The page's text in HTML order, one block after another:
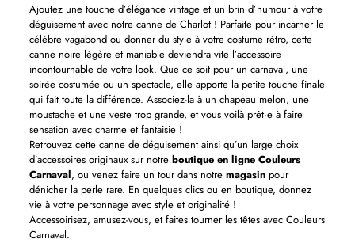
Ajoutez une touche d’élégance vintage et un brin d’humour à votre
déguisement avec notre canne de Charlot ! Parfaite pour incarner le
célèbre vagabond ou donner du style à votre costume rétro, cette
canne noire légère et maniable deviendra vite l’accessoire
incontournable de votre look. Que ce soit pour un carnaval, une
soirée costumée ou un spectacle, elle apporte la petite touche finale
qui fait toute la différence. Associez-la à un chapeau melon, une
moustache et une veste trop grande, et vous voilà prêt·e à faire
sensation avec charme et fantaisie !
Retrouvez cette canne de déguisement ainsi qu’un large choix
d’accessoires originaux sur notre boutique en ligne Couleurs
Carnaval, ou venez faire un tour dans notre magasinpour
dénicher la perle rare. En quelques clics ou en boutique, donnez
vie à votre personnage avec style et originalité !
Accessoirisez, amusez-vous, et faites tourner les têtes avec Couleurs
Carnaval.